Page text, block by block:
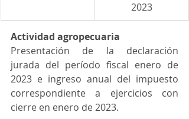
2023
Actividad agropecuaria
Presentación de la declaración
jurada del período fiscal enero de
2023 e ingreso anual del impuesto
correspondiente a ejercicios con
cierre en enero de 2023.